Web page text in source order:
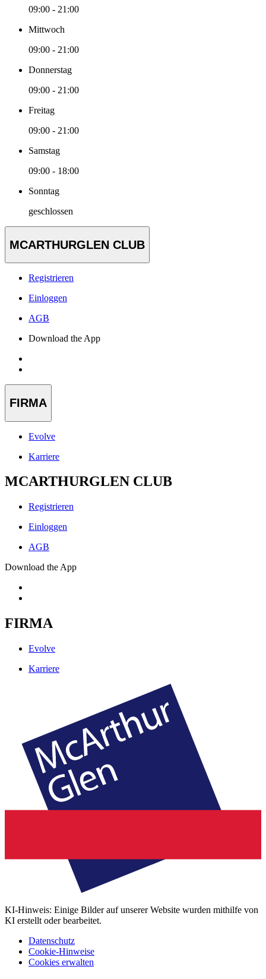
09:00 - 21:00
Mittwoch
09:00 - 21:00
Donnerstag
09:00 - 21:00
Freitag
09:00 - 21:00
Samstag
09:00 - 18:00
Sonntag
geschlossen
MCARTHURGLEN CLUB
Registrieren
Einloggen
AGB
Download the App
FIRMA
Evolve
Karriere
MCARTHURGLEN CLUB
Registrieren
Einloggen
AGB
Download the App
FIRMA
Evolve
Karriere
KI-Hinweis: Einige Bilder auf unserer Website wurden mithilfe von
KI erstellt oder bearbeitet.
Datenschutz
Cookie-Hinweise
Cookies erwalten